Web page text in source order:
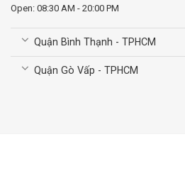
Open: 08:30 AM - 20:00 PM
Quận Bình Thạnh - TPHCM
Quận Gò Vấp - TPHCM